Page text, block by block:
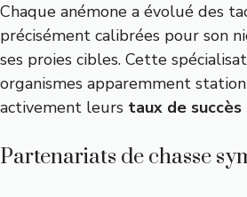
Chaque anémone a évolué des
précisément calibrées pour son
ses proies cibles. Cette
organismes apparemment
activement leurs taux de succès
Partenariats de chasse